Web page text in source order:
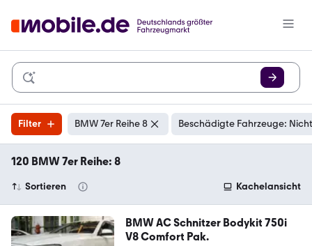
Filter BMW 7er Reihe 8 Beschädigte Fahrzeuge:
120 BMW 7er Reihe: 8
Sortieren Kachelansicht
BMW AC Schnitzer Bodykit 750i
V8 Comfort Pak.